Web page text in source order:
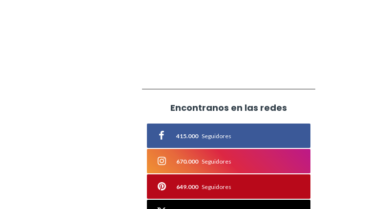
Encontranos en las redes
415.000 Seguidores
670.000 Seguidores
649.000 Seguidores